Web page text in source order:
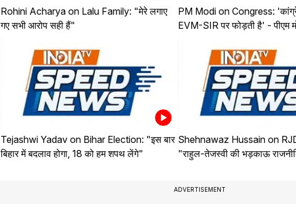
Rohini Acharya on Lalu Family: "मेरे लगाए
गए सभी आरोप सही हैं"
PM Modi on Congress:
EVM-SIR पर फोड़ती है' - पीएम
Tejashwi Yadav on Bihar Election: "इस बार
बिहार में बदलाव होगा, 18 को हम शपथ लेंगे"
Shehnawaz Hussain on
"राहुल-तेजस्वी की भड़काऊ
ADVERTISEMENT